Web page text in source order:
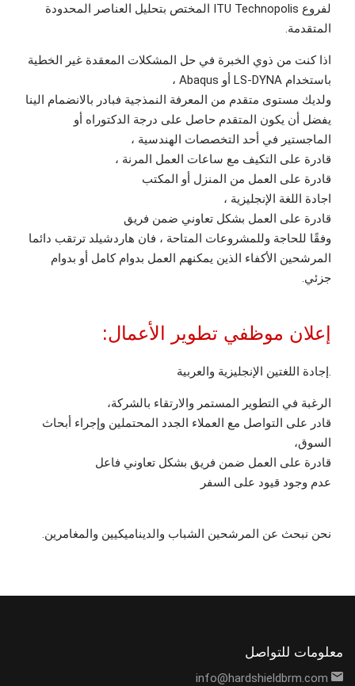
لفروع ITU Technopolis المختص بتحليل العناصر المحدودة
المتقدمة.
اذا كنت من ذوي الخبرة في حل المشكلات المعقدة غير الخطية
باستخدام LS-DYNA أو Abaqus ،
ولديك مستوى متقدم من المعرفة النمذجية فبادر بالانضمام الينا
يفضل أن يكون المتقدم حاصل على درجة الدكتوراه أو
الماجستير في أحد التخصصات الهندسية ،
قادرة على التكيف مع ساعات العمل المرنة ،
قادرة على العمل من المنزل أو المكتب
اجادة اللغة الإنجليزية ،
قادرة على العمل بشكل تعاوني ضمن فريق
وفقًا للحاجة وللمشروعات المتاحة ، فان هاردشيلد ترتقب دائما
المرشحين الأكفاء الذين يمكنهم العمل بدوام كامل أو بدوام
جزئي.
إعلان موظفي تطوير الأعمال:
إجادة اللغتين الإنجليزية والعربية.
الرغبة في التطوير المستمر والارتقاء بالشركة،
قادر على التواصل مع العملاء الجدد المحتملين وإجراء أبحاث
السوق،
قادرة على العمل ضمن فريق بشكل تعاوني فاعل
عدم وجود قيود على السفر
نحن نبحث عن المرشحين الشباب والديناميكيين والمغامرين.
معلومات للتواصل
info@hardshieldbrm.com